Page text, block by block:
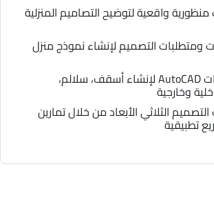
واقعية لتوضيح التصاميم المنزلية
ومتطلبات التصميم لإنشاء نموذج منزل
استخدام أدوات AutoCAD لإنشاء أسقف، سلالم،
وخارجية
الثلاثي الأبعاد من خلال تمارين
تطبيقية